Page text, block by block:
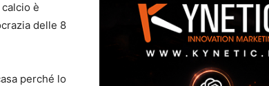
è
delle 8
perché lo